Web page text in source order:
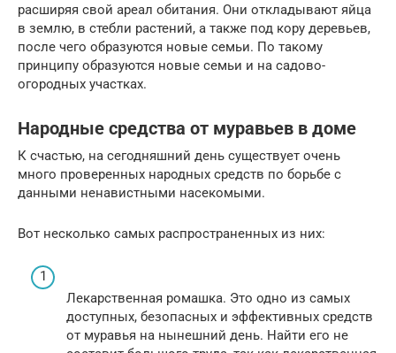
расширяя свой ареал обитания. Они откладывают яйца
в землю, в стебли растений, а также под кору деревьев,
после чего образуются новые семьи. По такому
принципу образуются новые семьи и на садово-
огородных участках.
Народные средства от муравьев в доме
К счастью, на сегодняшний день существует очень
много проверенных народных средств по борьбе с
данными ненавистными насекомыми.
Вот несколько самых распространенных из них:
Лекарственная ромашка. Это одно из самых
доступных, безопасных и эффективных средств
от муравья на нынешний день. Найти его не